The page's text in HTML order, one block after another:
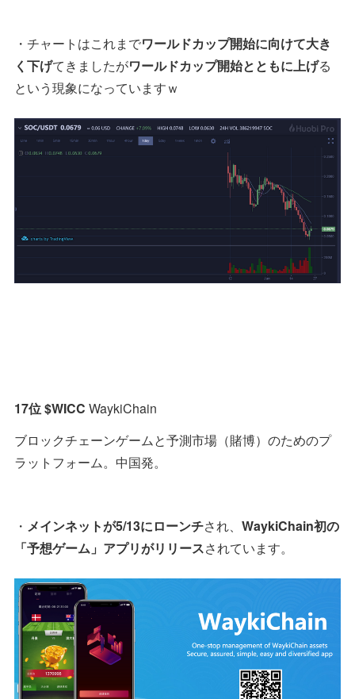
・チャートはこれまでワールドカップ開始に向けて大き
く下げてきましたがワールドカップ開始とともに上げる
という現象になっていますｗ
17位 $WICC WaykiChain
ブロックチェーンゲームと予測市場（賭博）のためのプ
ラットフォーム。中国発。
・ メインネットが5/13にローンチされ、 WaykiChain初の
「予想ゲーム」アプリがリリースされています。